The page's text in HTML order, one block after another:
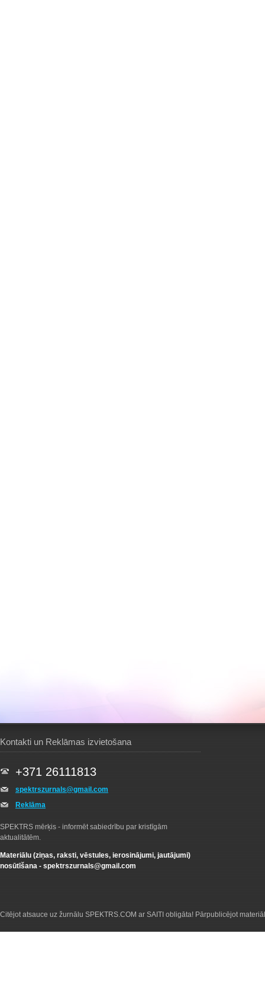
Kontakti un Reklāmas izvietošana
+371 26111813
spektrszurnals@gmail.com
Reklāma
SPEKTRS mērķis - informēt sabiedrību par kristīgām
aktualitātēm.
Materiālu (ziņas, raksti, vēstules, ierosinājumi, jautājumi)
nosūtīšana - spektrszurnals@gmail.com
Citējot atsauce uz žurnālu SPEKTRS.COM ar SAITI obligāta! Pārpublicējot